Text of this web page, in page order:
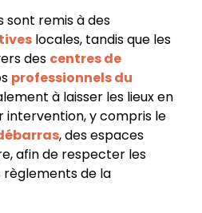
sont remis à des
locales, tandis que les
des centres de
professionnels du
à laisser les lieux en
y compris le
, des espaces
afin de respecter les
règlements de la